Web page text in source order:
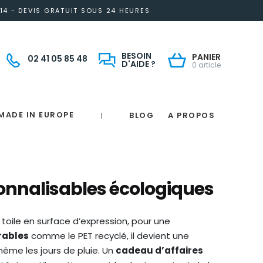
- DEVIS GRATUIT SOUS 24 HEURES
02 41 05 85 48 BESOIN
D'AIDE ?
PANIER
0 article
IN EUROPE | BLOG A PROPOS
écologiques
en surface d’expression, pour une
comme le PET recyclé, il devient une
les jours de pluie. Un cadeau d’affaires